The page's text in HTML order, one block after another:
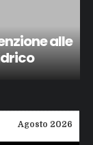
alle
Agosto 2026